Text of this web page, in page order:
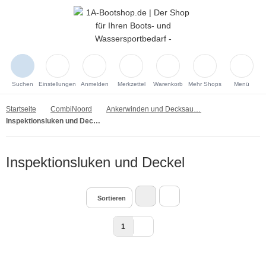
Suchen Einstellungen Anmelden Merkzettel Warenkorb Mehr Shops Menü
Startseite CombiNoord
Ankerwinden und Decksausrüstung
Inspektionsluken und Deckel
Inspektionsluken und Deckel
Sortieren
1